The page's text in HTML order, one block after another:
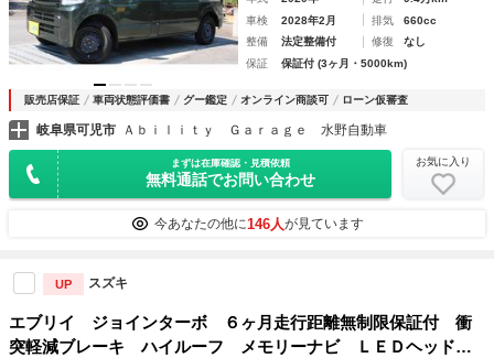
車検
2028年2月 排気
660cc
整備
法定整備付 修復
なし
保証
保証付 (3ヶ月・5000km)
販売店保証 車両状態評価書 グー鑑定 オンライン商談可 ローン仮審査
岐阜県可児市 Ａｂｉｌｉｔｙ Ｇａｒａｇｅ 水野自動車
まずは在庫確認・見積依頼
無料通話でお問い合わせ
お気に入り
今あなたの他に146人が見ています
UP スズキ
エブリイ ジョインターボ ６ヶ月走行距離無制限保証付 衝
突軽減ブレーキ ハイルーフ メモリーナビ ＬＥＤヘッドラ